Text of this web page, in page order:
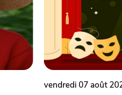
vendredi 07 août